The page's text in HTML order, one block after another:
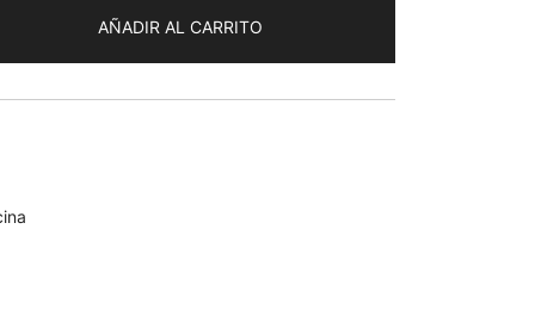
AÑADIR AL CARRITO